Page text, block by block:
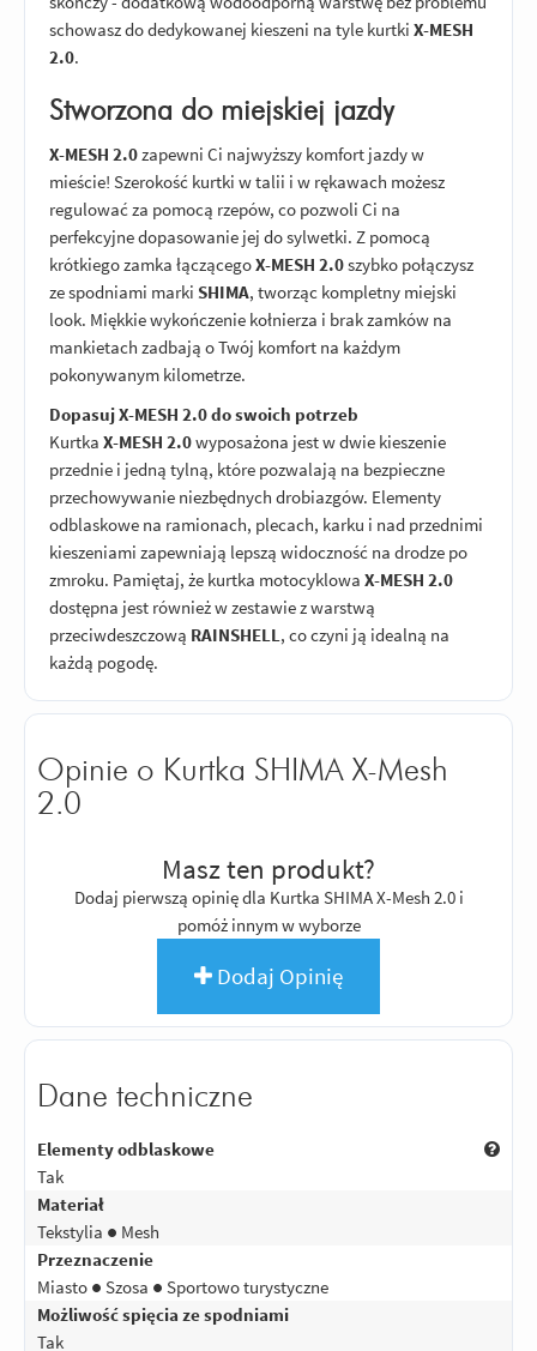
schowasz do dedykowanej kieszeni na tyle kurtki X-MESH
2.0.
Stworzona do miejskiej jazdy
X-MESH 2.0 zapewni Ci najwyższy komfort jazdy w
mieście! Szerokość kurtki w talii i w rękawach możesz
regulować za pomocą rzepów, co pozwoli Ci na
perfekcyjne dopasowanie jej do sylwetki. Z pomocą
krótkiego zamka łączącegoX-MESH 2.0szybko połączysz
ze spodniami marki SHIMA, tworząc kompletny miejski
look. Miękkie wykończenie kołnierza i brak zamków na
mankietach zadbają o Twój komfort na każdym
pokonywanym kilometrze.
DopasujX-MESH 2.0do swoich potrzeb
Kurtka X-MESH 2.0wyposażona jest w dwie kieszenie
przednie i jedną tylną, które pozwalają na bezpieczne
przechowywanie niezbędnych drobiazgów. Elementy
odblaskowe na ramionach, plecach, karku i nad przednimi
kieszeniami zapewniają lepszą widoczność na drodze po
zmroku. Pamiętaj, że kurtka motocyklowa X-MESH 2.0
dostępna jest również w zestawie z warstwą
przeciwdeszczową RAINSHELL, co czyni ją idealną na
każdą pogodę.
Opinie o Kurtka SHIMA X-Mesh
2.0
Masz ten produkt?
Dodaj pierwszą opinię dla Kurtka SHIMA X-Mesh 2.0 i
pomóż innym w wyborze
Dodaj Opinię
Dane techniczne
Elementy odblaskowe
Tak
Materiał
Tekstylia ● Mesh
Przeznaczenie
Miasto ● Szosa ● Sportowo turystyczne
Możliwość spięcia ze spodniami
Tak